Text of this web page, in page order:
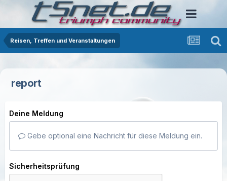
Reisen, Treffen und Veranstaltungen
report
Deine Meldung
Gebe optional eine Nachricht für diese Meldung ein.
Sicherheitsprüfung